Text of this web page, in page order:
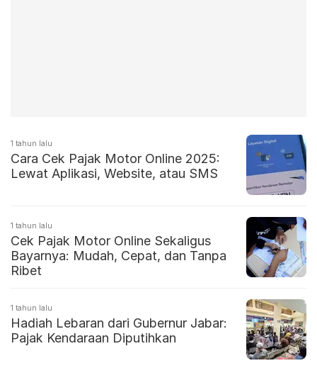
1 tahun lalu
Cara Cek Pajak Motor Online 2025:
Lewat Aplikasi, Website, atau SMS
1 tahun lalu
Cek Pajak Motor Online Sekaligus
Bayarnya: Mudah, Cepat, dan Tanpa
Ribet
1 tahun lalu
Hadiah Lebaran dari Gubernur Jabar:
Pajak Kendaraan Diputihkan